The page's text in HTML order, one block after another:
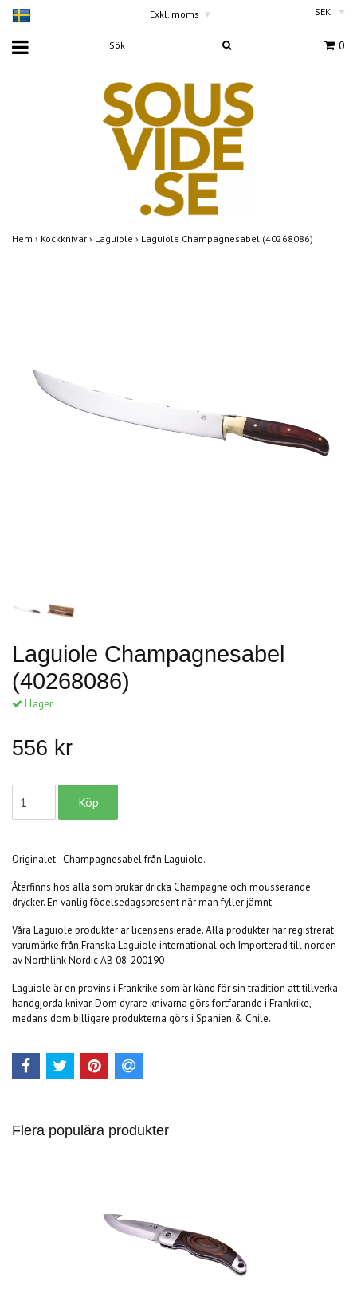
Exkl. moms ▾ SEK
0
Hem › Kockknivar › Laguiole › Laguiole Champagnesabel (40268086)
Laguiole Champagnesabel
(40268086)
I lager.
556 kr
Originalet - Champagnesabel från Laguiole.
Återfinns hos alla som brukar dricka Champagne och mousserande
drycker. En vanlig födelsedagspresent när man fyller jämnt.
Våra Laguiole produkter är licensensierade. Alla produkter har registrerat
varumärke från Franska Laguiole international och Importerad till norden
av Northlink Nordic AB 08-200190
Laguiole är en provins i Frankrike som är känd för sin tradition att tillverka
handgjorda knivar. Dom dyrare knivarna görs fortfarande i Frankrike,
medans dom billigare produkterna görs i Spanien & Chile.
Flera populära produkter